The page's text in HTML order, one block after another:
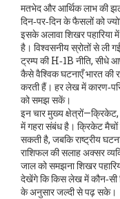
मतभेद और आर्थिक लाभ की
दिन‑पर‑दिन के फैसलों को
इसके अलावा शिखर पहारिया में
है। विश्वसनीय स्रोतों से ली
ट्रम्प की H‑1B नीति, सीधे
कैसे वैश्विक घटनाएँ भारत की
करती हैं। हर लेख में
को समझ सकें।
इन चार मुख्य
में गहरा संबंध है। क्रिकेट मैचों
सकती है, जबकि राष्ट्रीय
राशिफल की सलाह अक्सर
जाल को समझना शिखर
देखेंगे कि किस लेख में कौन‑सी
के अनुसार जल्दी से पढ़ सके।